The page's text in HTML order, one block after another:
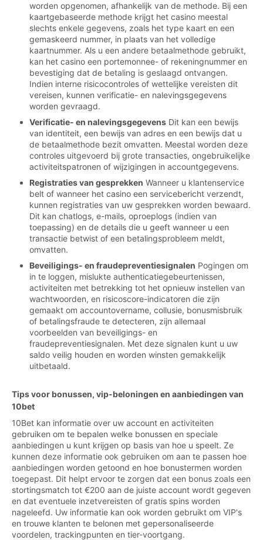
worden opgenomen, afhankelijk van de methode. Bij een
kaartgebaseerde methode krijgt het casino meestal
slechts enkele gegevens, zoals het type kaart en een
gemaskeerd nummer, in plaats van het volledige
kaartnummer. Als u een andere betaalmethode gebruikt,
kan het casino een portemonnee- of rekeningnummer en
bevestiging dat de betaling is geslaagd ontvangen.
Indien interne risicocontroles of wettelijke vereisten dit
vereisen, kunnen verificatie- en nalevingsgegevens
worden gevraagd.
Verificatie- en nalevingsgegevens Dit kan een bewijs
van identiteit, een bewijs van adres en een bewijs dat u
de betaalmethode bezit omvatten. Meestal worden deze
controles uitgevoerd bij grote transacties, ongebruikelijke
activiteitspatronen of wijzigingen in accountgegevens.
Registraties van gesprekken Wanneer u klantenservice
belt of wanneer het casino een servicebericht verzendt,
kunnen registraties van uw gesprekken worden bewaard.
Dit kan chatlogs, e-mails, oproeplogs (indien van
toepassing) en de details die u geeft wanneer u een
transactie betwist of een betalingsprobleem meldt,
omvatten.
Beveiligings- en fraudepreventiesignalen Pogingen om
in te loggen, mislukte authenticatiegebeurtenissen,
activiteiten met betrekking tot het opnieuw instellen van
wachtwoorden, en risicoscore-indicatoren die zijn
gemaakt om accountovername, collusie, bonusmisbruik
of betalingsfraude te detecteren, zijn allemaal
voorbeelden van beveiligings- en
fraudepreventiesignalen. Met deze signalen kunt u uw
saldo veilig houden en worden winsten gemakkelijk
uitbetaald.
Tips voor bonussen, vip-beloningen en aanbiedingen van
10bet
10Bet kan informatie over uw account en activiteiten
gebruiken om te bepalen welke bonussen en speciale
aanbiedingen u kunt krijgen op basis van hoe u speelt. Ze
kunnen deze informatie ook gebruiken om aan te passen hoe
aanbiedingen worden getoond en hoe bonustermen worden
toegepast. Dit helpt ervoor te zorgen dat een bonus zoals een
stortingsmatch tot €200 aan de juiste account wordt gegeven
en dat eventuele inzetvereisten of gratis spins worden
nageleefd. Uw informatie kan ook worden gebruikt om VIP's
en trouwe klanten te belonen met gepersonaliseerde
voordelen, trackingpunten en tier-voortgang.